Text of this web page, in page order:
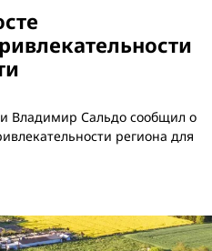
Владимир Сальдо сообщил о
региона для